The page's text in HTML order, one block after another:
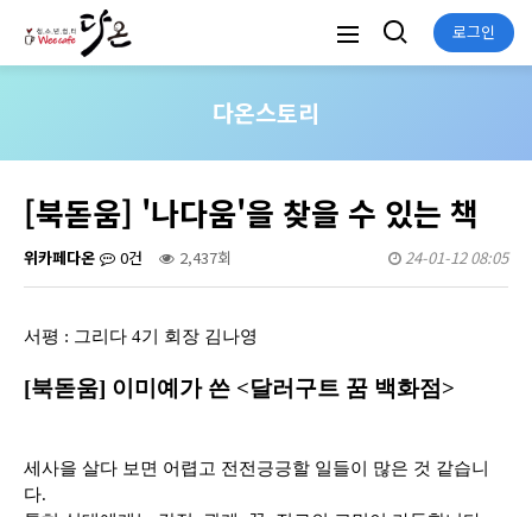
로그인
다온스토리
[북돋움] '나다움'을 찾을 수 있는 책
위카페다온 0건 2,437회 24-01-12 08:05
서평 : 그리다 4기 회장 김나영
[북돋움] 이미예가 쓴 <달러구트 꿈 백화점>
세사을 살다 보면 어렵고 전전긍긍할 일들이 많은 것 같습니
다.